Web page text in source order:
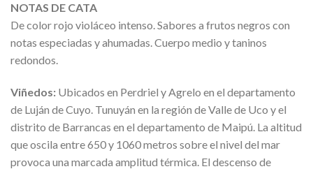
NOTAS DE CATA
De color rojo violáceo intenso. Sabores a frutos negros con
notas especiadas y ahumadas. Cuerpo medio y taninos
redondos.
Viñedos: Ubicados en Perdriel y Agrelo en el departamento
de Luján de Cuyo. Tunuyán en la región de Valle de Uco y el
distrito de Barrancas en el departamento de Maipú. La altitud
que oscila entre 650 y 1060 metros sobre el nivel del mar
provoca una marcada amplitud térmica. El descenso de